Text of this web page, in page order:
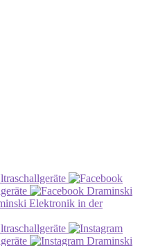
Draminski
Elektronik in der
Draminski